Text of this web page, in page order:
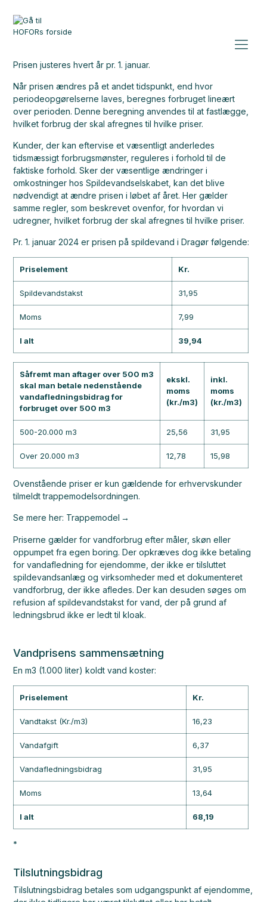
Prisen justeres hvert år pr. 1. januar.
Når prisen ændres på et andet tidspunkt, end hvor
periodeopgørelserne laves, beregnes forbruget lineært
over perioden. Denne beregning anvendes til at fastlægge,
hvilket forbrug der skal afregnes til hvilke priser.
Kunder, der kan eftervise et væsentligt anderledes
tidsmæssigt forbrugsmønster, reguleres i forhold til de
faktiske forhold. Sker der væsentlige ændringer i
omkostninger hos Spildevandselskabet, kan det blive
nødvendigt at ændre prisen i løbet af året. Her gælder
samme regler, som beskrevet ovenfor, for hvordan vi
udregner, hvilket forbrug der skal afregnes til hvilke priser.
Pr. 1. januar 2024 er prisen på spildevand i Dragør følgende:
Priselement Kr.
Spildevandstakst 31,95
Moms 7,99
I alt 39,94
Såfremt man aftager over 500 m3
skal man betale nedenstående
vandafledningsbidrag for
forbruget over 500 m3
ekskl.
moms
(kr./m3)
inkl.
moms
(kr./m3)
500-20.000 m3 25,56 31,95
Over 20.000 m3 12,78 15,98
Ovenstående priser er kun gældende for erhvervskunder
tilmeldt trappemodelsordningen.
Se mere her: Trappemodel
Priserne gælder for vandforbrug efter måler, skøn eller
oppumpet fra egen boring. Der opkræves dog ikke betaling
for vandafledning for ejendomme, der ikke er tilsluttet
spildevandsanlæg og virksomheder med et dokumenteret
vandforbrug, der ikke afledes. Der kan desuden søges om
refusion af spildevandstakst for vand, der på grund af
ledningsbrud ikke er ledt til kloak.
Vandprisens sammensætning
En m3 (1.000 liter) koldt vand koster:
Priselement Kr.
Vandtakst (Kr./m3) 16,23
Vandafgift 6,37
Vandafledningsbidrag 31,95
Moms 13,64
I alt 68,19
*
Tilslutningsbidrag
Tilslutningsbidrag betales som udgangspunkt af ejendomme,